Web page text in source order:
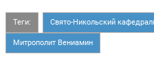
Теги: Свято-Никольский
Митрополит Вениамин